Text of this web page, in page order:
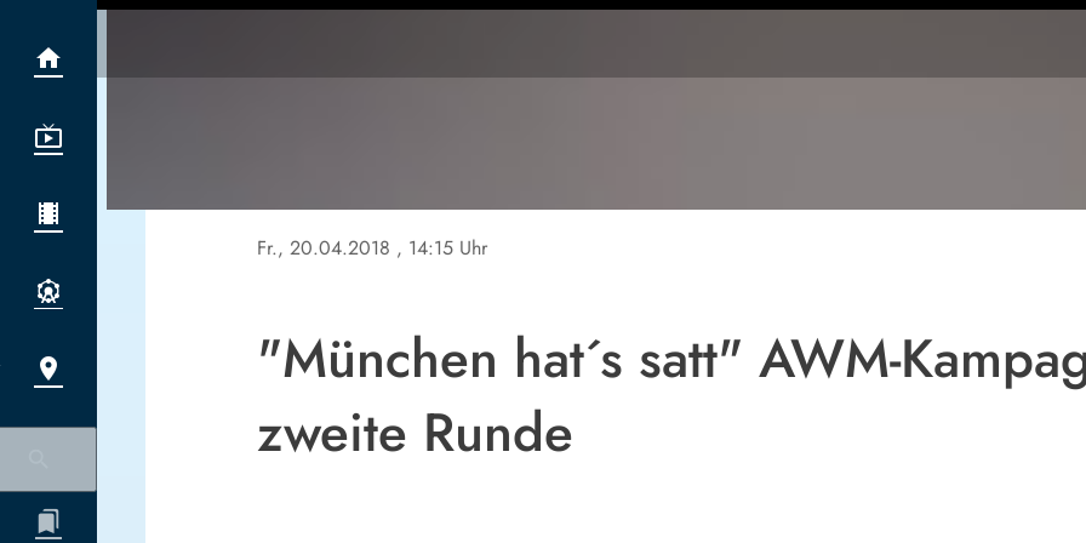
Fr., 20.04.2018 , 14:15 Uhr
"München hat´s satt" AWM-
zweite Runde